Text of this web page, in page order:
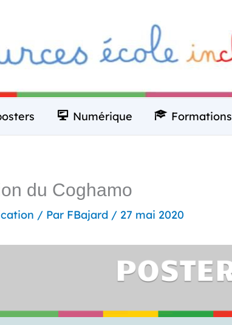
Numérique Formations
du Coghamo
/ Par FBajard / 27 mai 2020